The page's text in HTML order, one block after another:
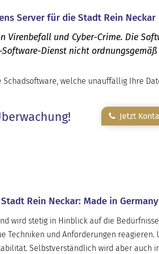
Server für die Stadt Rein Neckar
und Cyber-Crime. Die
Dienst nicht ordnungsgemäß
welche unauffällig Ihre
Jetzt
Rein Neckar: Made in Germany
wird stetig in Hinblick auf die
Techniken und Anforderungen reagieren.
Selbstverständlich wird aber auch